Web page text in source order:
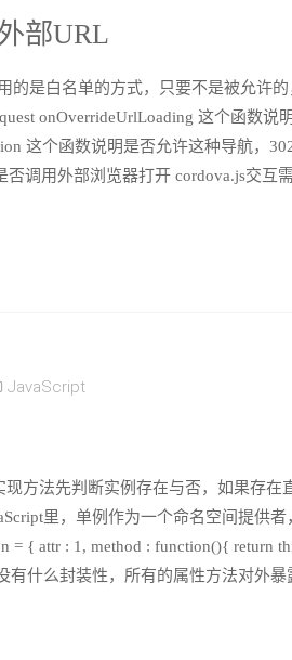
部URL
的是白名单的方式，只要不是被允许
onOverrideUrlLoading 这个函数说
这个函数说明是否允许这种导航，
否调用外部浏览器打开 cordova.js交
JavaScript
方法先判断实例存在与否，如果存
里，单例作为一个命名空间提供
{ attr : 1, method : function(){ return
有什么封装性，所有的属性方法对外